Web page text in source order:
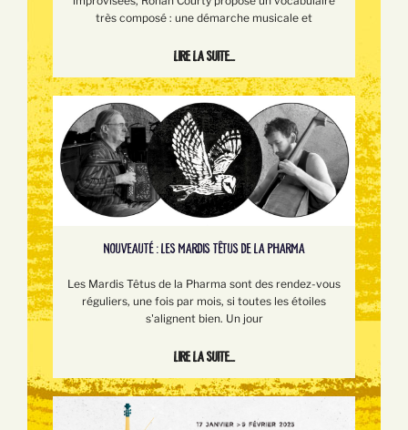
très composé : une démarche musicale et
Lire la suite...
NOUVEAUTÉ : LES MARDIS TÊTUS DE LA PHARMA
Les Mardis Têtus de la Pharma sont des rendez-vous
réguliers, une fois par mois, si toutes les étoiles
s'alignent bien. Un jour
Lire la suite...